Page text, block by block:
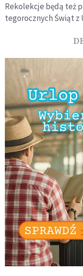
Rekolekcje będą też
tegorocznych Świąt z